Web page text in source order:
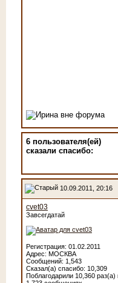
6 пользователя(ей)
сказали cпасибо:
10.09.2011, 20:16
cvet03
Завсегдатай
Регистрация: 01.02.2011
Адрес: МОСКВА
Сообщений: 1,543
Сказал(а) спасибо: 10,309
Поблагодарили 10,360 раз(а)